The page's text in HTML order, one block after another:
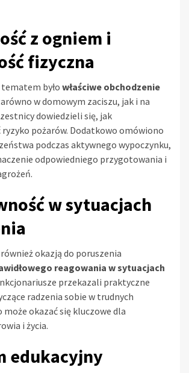
z ogniem i
fizyczna
było właściwe obchodzenie
w domowym zaciszu, jak i na
dowiedzieli się, jak
pożarów. Dodatkowo omówiono
podczas aktywnego wypoczynku,
odpowiedniego przygotowania i
w sytuacjach
okazją do poruszenia
reagowania w sytuacjach
przekazali praktyczne
radzenia sobie w trudnych
okazać się kluczowe dla
i życia.
edukacyjny